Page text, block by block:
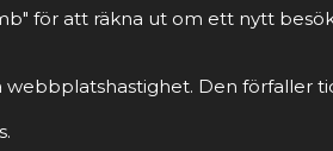
för att räkna ut om ett nytt
Den förfaller